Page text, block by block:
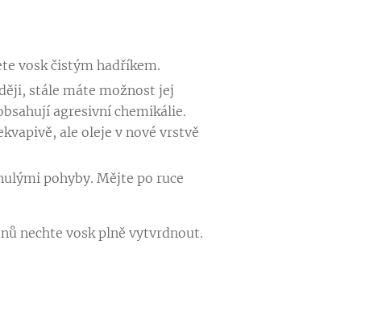
vosk čistým hadříkem.
stále máte možnost jej
agresivní chemikálie.
ale oleje v nové vrstvě
pohyby. Mějte po ruce
nechte vosk plně vytvrdnout.